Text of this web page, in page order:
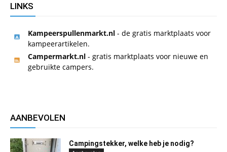
LINKS
Kampeerspullenmarkt.nl - de gratis marktplaats voor
kampeerartikelen.
Campermarkt.nl - gratis marktplaats voor nieuwe en
gebruikte campers.
AANBEVOLEN
Campingstekker, welke heb je nodig?